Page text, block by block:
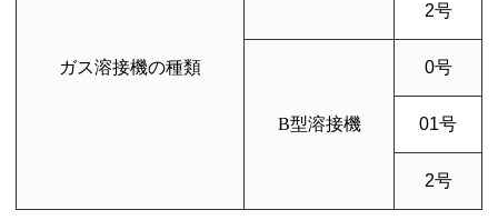
ガス溶接機の種類
2号
B型溶接機
0号
01号
2号